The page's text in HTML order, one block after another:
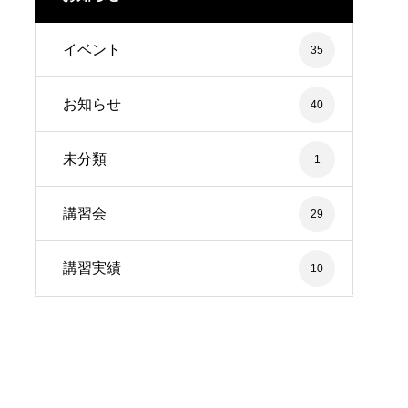
イベント 35
お知らせ 40
未分類 1
講習会 29
講習実績 10